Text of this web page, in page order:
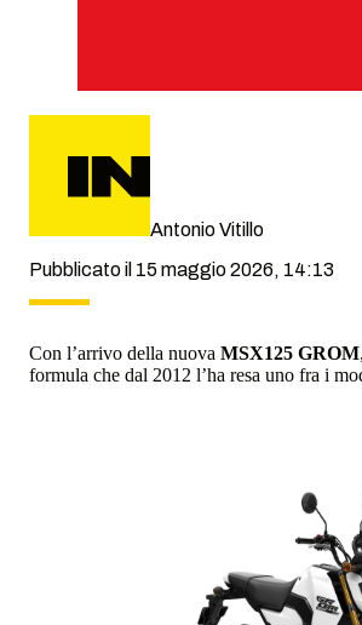
Antonio Vitillo
Pubblicato il 15 maggio 2026, 14:13
Con l’arrivo della nuova MSX125 GROM,
formula che dal 2012 l’ha resa uno fra i